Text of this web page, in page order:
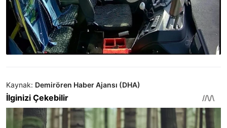
Kaynak: Demirören Haber Ajansı (DHA)